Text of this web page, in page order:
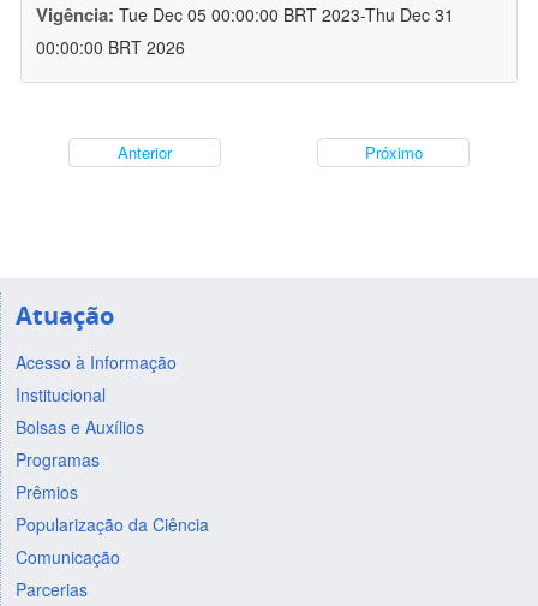
Vigência: Tue Dec 05 00:00:00 BRT 2023-Thu Dec 31
00:00:00 BRT 2026
Anterior Próximo
Atuação
Acesso à Informação
Institucional
Bolsas e Auxílios
Programas
Prêmios
Popularização da Ciência
Comunicação
Parcerias